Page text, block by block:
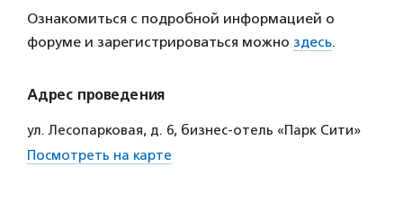
Ознакомиться с подробной информацией о
форуме и зарегистрироваться можно здесь.
Адрес проведения
ул. Лесопарковая, д. 6, бизнес-отель «Парк Сити»
Посмотреть на карте